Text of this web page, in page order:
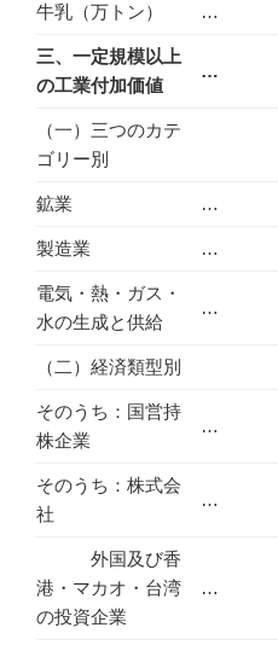
牛乳（万トン） …
三、一定規模以上
の工業付加価値
…
（一）三つのカテ
ゴリー別
鉱業 …
製造業 …
電気・熱・ガス・
水の生成と供給
…
（二）経済類型別
そのうち：国営持
株企業
…
そのうち：株式会
社
…
外国及び香
港・マカオ・台湾
の投資企業
…